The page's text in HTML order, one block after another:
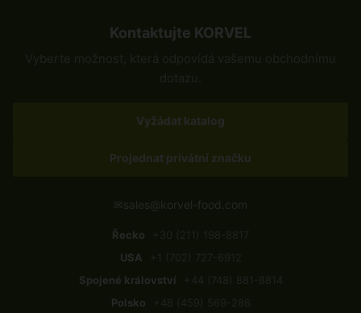
Kontaktujte KORVEL
Vyžádat katalog
Projednat privátní značku
✉sales@korvel-food.com
Řecko
USA
Spojené království
Polsko